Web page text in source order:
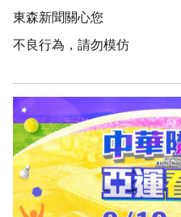
東森新聞關心您
不良行為，請勿模仿